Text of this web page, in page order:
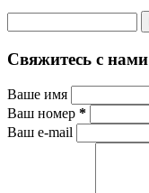
Свяжитесь с нами
Ваше имя
Ваш номер *
Ваш e-mail